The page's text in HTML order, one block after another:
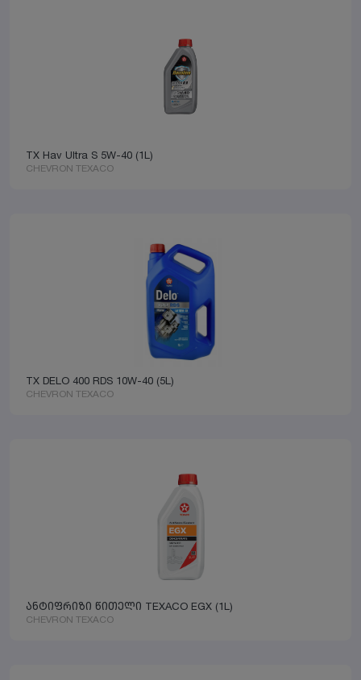
TX Hav Ultra S 5W-40 (1L)
CHEVRON TEXACO
TX DELO 400 RDS 10W-40 (5L)
CHEVRON TEXACO
ანტიფრიზი წითელი TEXACO EGX (1L)
CHEVRON TEXACO